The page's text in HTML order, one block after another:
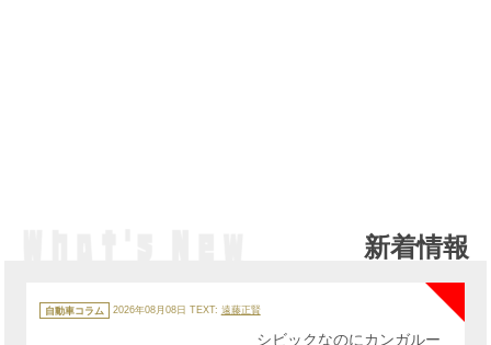
新着情報
テ
ゴ
自動車コラム 2026年08月08日 TEXT: 遠藤正賢
NEW
シビックなのにカンガルー